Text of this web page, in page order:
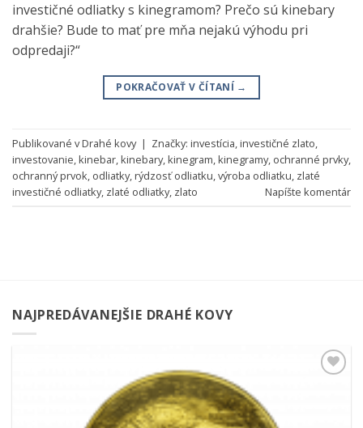
investičné odliatky s kinegramom? Prečo sú kinebary
drahšie? Bude to mať pre mňa nejakú výhodu pri
odpredaji?“
POKRAČOVAŤ V ČÍTANÍ →
Publikované vDrahé kovy | Značky: investícia,investičné zlato,
investovanie,kinebar,kinebary,kinegram,kinegramy, ochranné prvky,
ochranný prvok, odliatky,rýdzosť odliatku,výroba odliatku, zlaté
investičné odliatky, zlaté odliatky, zlato Napíšte komentár
NAJPREDÁVANEJŠIE DRAHÉ KOVY